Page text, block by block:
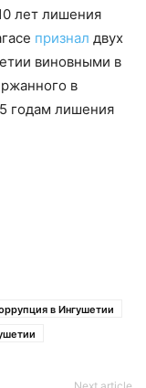
лет лишения
признал двух
виновными в
в
годам лишения
в Ингушетии